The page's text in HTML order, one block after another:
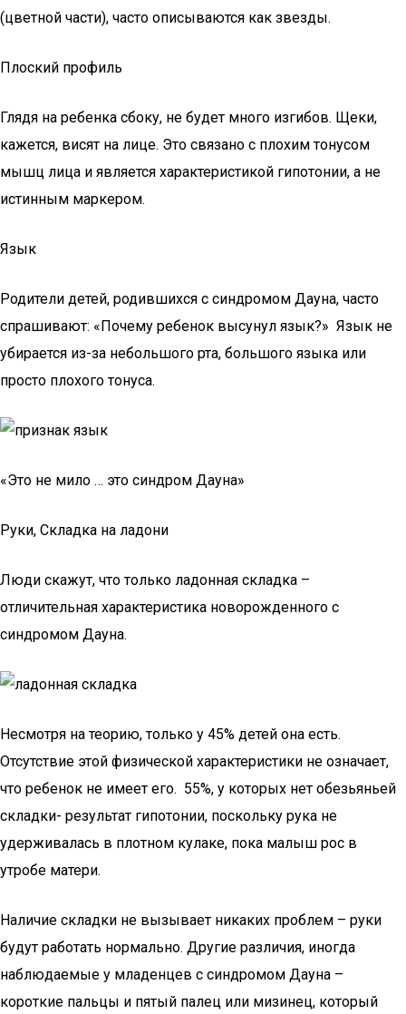
(цветной части), часто описываются как звезды.
Плоский профиль
Глядя на ребенка сбоку, не будет много изгибов. Щеки,
кажется, висят на лице. Это связано с плохим тонусом
мышц лица и является характеристикой гипотонии, а не
истинным маркером.
Язык
Родители детей, родившихся с синдромом Дауна, часто
спрашивают: «Почему ребенок высунул язык?» Язык не
убирается из-за небольшого рта, большого языка или
просто плохого тонуса.
«Это не мило … это синдром Дауна»
Руки, Складка на ладони
Люди скажут, что только ладонная складка –
отличительная характеристика новорожденного с
синдромом Дауна.
Несмотря на теорию, только у 45% детей она есть.
Отсутствие этой физической характеристики не означает,
что ребенок не имеет его. 55%, у которых нет обезьяньей
складки- результат гипотонии, поскольку рука не
удерживалась в плотном кулаке, пока малыш рос в
утробе матери.
Наличие складки не вызывает никаких проблем – руки
будут работать нормально. Другие различия, иногда
наблюдаемые у младенцев с синдромом Дауна –
короткие пальцы и пятый палец или мизинец, который